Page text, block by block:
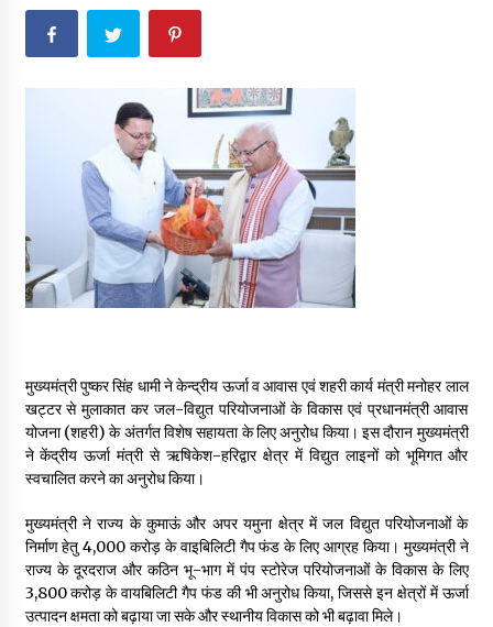
Thought Of The Day 17 May
May 17, 2022
Thought Of The Day 16 May
May 16, 2022
Thought Of The Day 14 May
May 14, 2022
May 13, 2022
Thought Of The Day 12 May
May 12, 2022
Thought Of The Day 11 May
May 11, 2022
मुख्यमंत्री पुष्कर सिंह धामी ने केन्द्रीय ऊर्जा व आवास एवं शहरी कार्य मंत्री मनोहर लाल
खट्टर से मुलाकात कर जल-विद्युत परियोजनाओं के विकास एवं प्रधानमंत्री आवास
योजना (शहरी) के अंतर्गत विशेष सहायता के लिए अनुरोध किया। इस दौरान मुख्यमंत्री
ने केंद्रीय ऊर्जा मंत्री से ऋषिकेश-हरिद्वार क्षेत्र में विद्युत लाइनों को भूमिगत और
स्वचालित करने का अनुरोध किया।
मुख्यमंत्री ने राज्य के कुमाऊं और अपर यमुना क्षेत्र में जल विद्युत परियोजनाओं के
निर्माण हेतु ₹4,000 करोड़ के वाइबिलिटी गैप फंड के लिए आग्रह किया। मुख्यमंत्री ने
राज्य के दूरदराज और कठिन भू-भाग में पंप स्टोरेज परियोजनाओं के विकास के लिए
₹3,800 करोड़ के वायबिलिटी गैप फंड की भी अनुरोध किया, जिससे इन क्षेत्रों में ऊर्जा
उत्पादन क्षमता को बढ़ाया जा सके और स्थानीय विकास को भी बढ़ावा मिले।